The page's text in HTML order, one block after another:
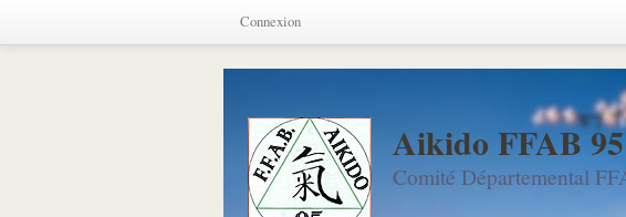
Aikido FFAB 95
Comité Départemental
Connexion